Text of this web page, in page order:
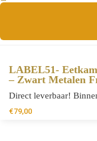
LABEL51-
– Zwart Metalen
Direct leverbaar!
€79,00